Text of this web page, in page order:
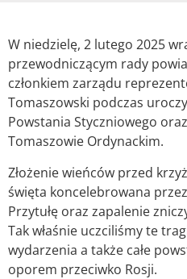
W niedzielę, 2 lutego 2025
przewodniczącym rady
członkiem zarządu
Tomaszowski podczas
Powstania Styczniowego
Tomaszowie Ordynackim.
Złożenie wieńców przed
święta koncelebrowana
Przytułę oraz zapalenie
Tak właśnie uczciliśmy te
wydarzenia a także całe
oporem przeciwko Rosji.